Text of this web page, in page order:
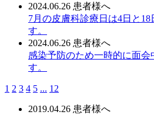
2024.06.26 患者様へ
7月の皮膚科診療日は4日と
す。
2024.06.26 患者様へ
感染予防のため一時的に面会
す。
1 2 3 4 5 ... 12
2019.04.26 患者様へ